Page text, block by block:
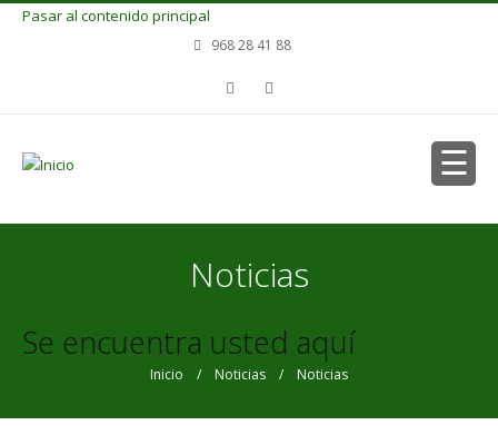
Pasar al contenido principal
968 28 41 88
Noticias
Se encuentra usted aquí
Inicio / Noticias / Noticias